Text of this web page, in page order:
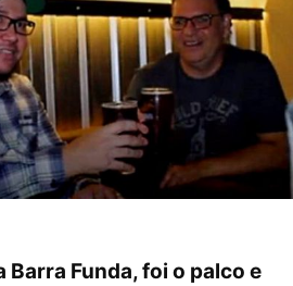
Barra Funda, foi o palco e